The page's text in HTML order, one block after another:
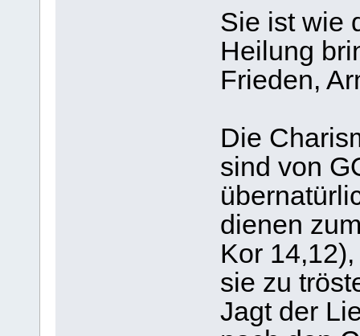
Sie ist wie
Heilung
Frieden,
Die
sind von
dienen
Kor
sie zu
Jagt der